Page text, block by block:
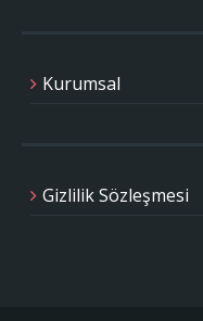
Kurumsal
Gizlilik Sözleşmesi